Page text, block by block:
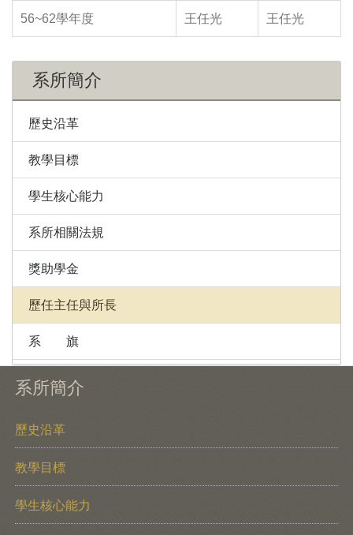
56~62學年度 王任光 王任光
系所簡介
歷史沿革
教學目標
學生核心能力
系所相關法規
獎助學金
歷任主任與所長
系 旗
系所簡介
歷史沿革
教學目標
學生核心能力